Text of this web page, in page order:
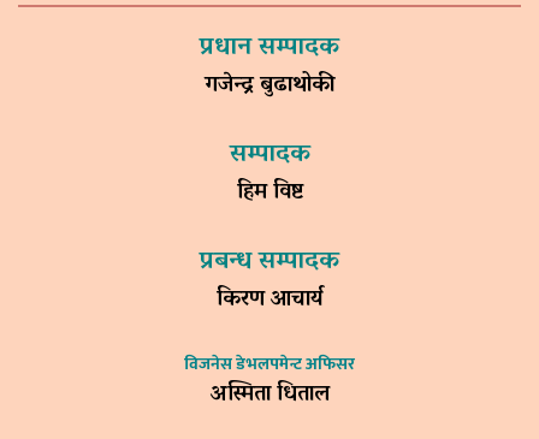
प्रधान सम्पादक
गजेन्द्र बुढाथोकी
सम्पादक
हिम विष्ट
प्रबन्ध सम्पादक
किरण आचार्य
विजनेस डेभलपमेन्ट अफिसर
अस्मिता धिताल